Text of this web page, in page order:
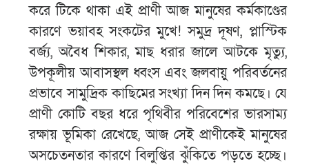
করে টিকে থাকা এই প্রাণী আজ মানুষের কর্মকাণ্ডের
কারণে ভয়াবহ সংকটের মুখে! সমুদ্র দূষণ, প্লাস্টিক
বর্জ্য, অবৈধ শিকার, মাছ ধরার জালে আটকে মৃত্যু,
উপকূলীয় আবাসস্থল ধ্বংস এবং জলবায়ু পরিবর্তনের
প্রভাবে সামুদ্রিক কাছিমের সংখ্যা দিন দিন কমছে। যে
প্রাণী কোটি বছর ধরে পৃথিবীর পরিবেশের ভারসাম্য
রক্ষায় ভূমিকা রেখেছে, আজ সেই প্রাণীকেই মানুষের
অসচেতনতার কারণে বিলুপ্তির ঝুঁকিতে পড়তে হচ্ছে।